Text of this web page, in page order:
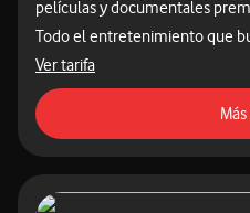
películas y documentales
Todo el entretenimiento que
Ver tarifaacceder a las tarifas